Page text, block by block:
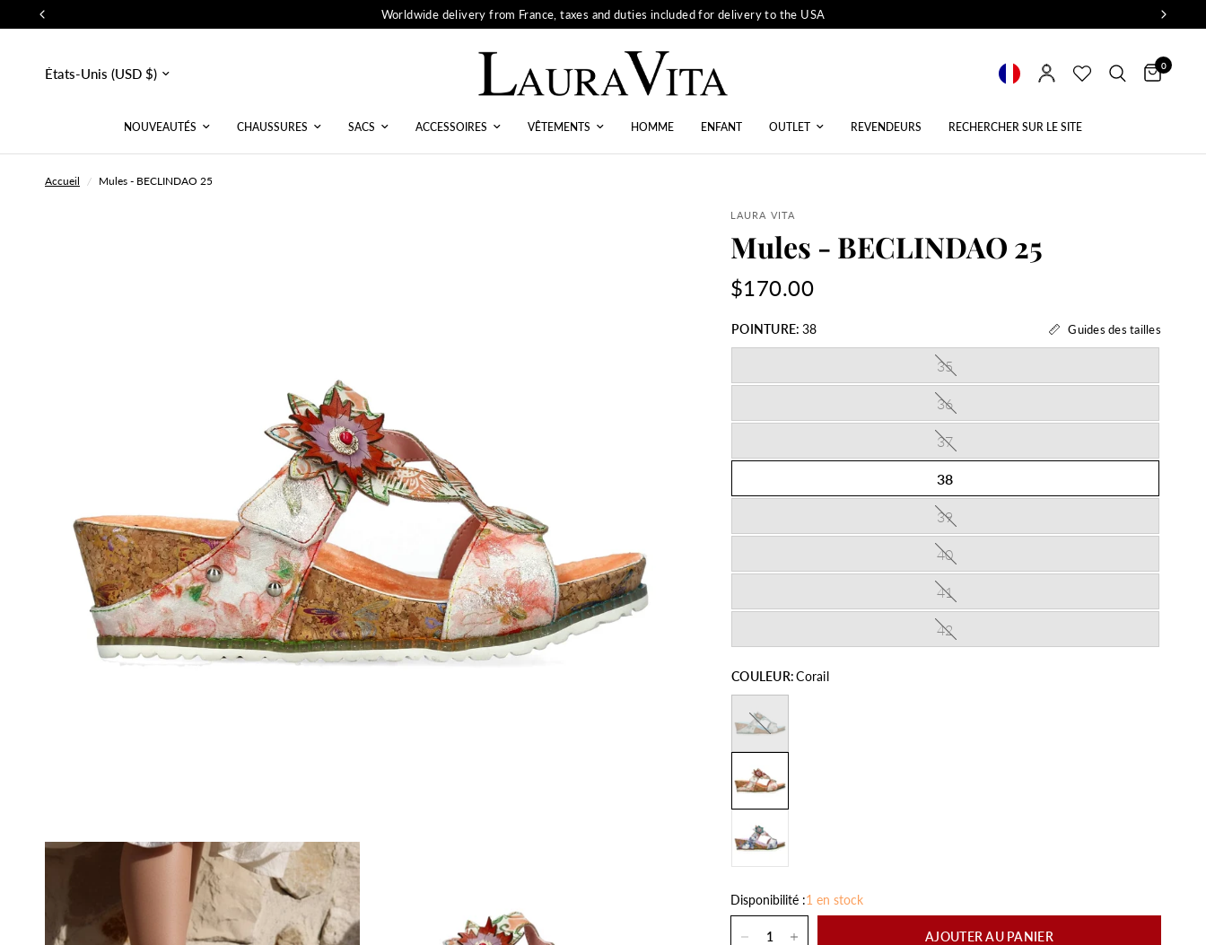
Worldwide delivery from France, taxes and duties included for delivery to the USA
Mettre
à
0
NOUVEAUTÉS CHAUSSURES SACS ACCESSOIRES VÊTEMENTS HOMME ENFANT OUTLET REVENDEURS RECHERCHER SUR LE SITE
Accueil / Mules - BECLINDAO 25
LAURA VITA
Mules - BECLINDAO 25
$170.00
POINTURE: 38 Guides des tailles
35
36
37
38
39
40
41
42
COULEUR:Corail
Disponibilité :1 en stock
AJOUTER AU PANIER